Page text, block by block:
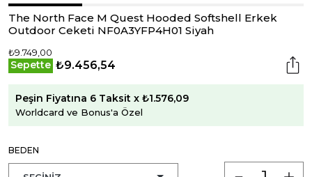
The North Face M Quest Hooded Softshell Erkek
Outdoor Ceketi NF0A3YFP4H01 Siyah
₺9.749,00
Sepette ₺9.456,54
Peşin Fiyatına 6 Taksit x ₺1.576,09
Worldcard ve Bonus'a Özel
BEDEN